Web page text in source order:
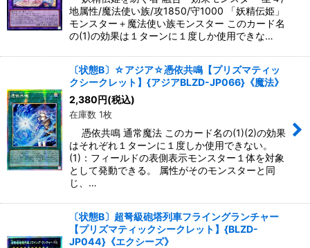
地属性/魔法使い族/攻1850/守1000 「妖精伝姫」
モンスター＋魔法使い族モンスター このカード名
の(1)の効果は１ターンに１度しか使用できな…
〔状態B〕☆アジア☆憑依共鳴【プリズマティッ
クシークレット】{アジアBLZD-JP066}《魔法》
2,380円(税込)
在庫数 1枚
憑依共鳴 通常魔法 このカード名の(1)(2)の効果
はそれぞれ１ターンに１度しか使用できない。
(1)：フィールドの表側表示モンスター１体を対象
として発動できる。 属性がそのモンスターと同
じ、…
〔状態B〕超弩級砲塔列車フライングランチャー
【プリズマティックシークレット】{BLZD-
JP044}《エクシーズ》